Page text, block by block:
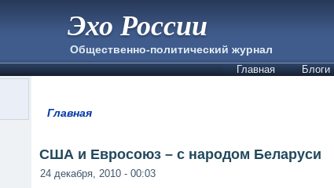
Эхо России
Общественно-политический журнал
Главная Блоги
Главная
США и Евросоюз – с народом Беларуси
24 декабря, 2010 - 00:03